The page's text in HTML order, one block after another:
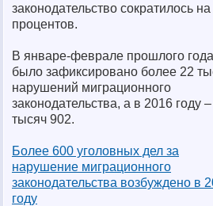
законодательство сократилось
процентов.
В январе-феврале прошлого года
было зафиксировано более 22
нарушений миграционного
законодательства, а в 2016 году
тысяч 902.
Более 600 уголовных дел за
нарушение миграционного
законодательства возбуждено в
году